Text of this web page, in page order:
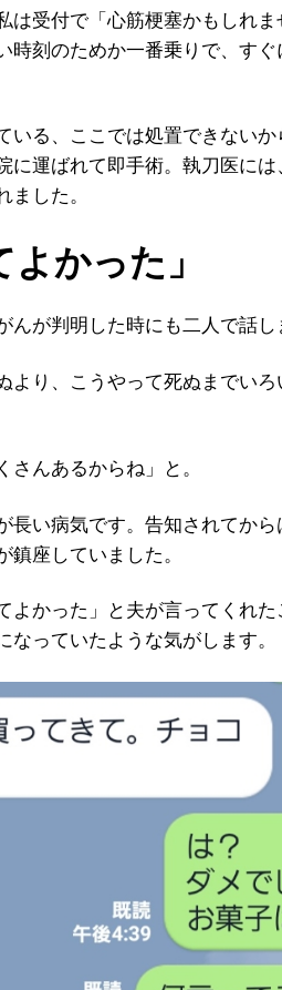
受付で「心筋梗塞かもしれま
時刻のためか一番乗りで、すぐ
る、ここでは処置できないか
に運ばれて即手術。執刀医には
ました。
かった」
が判明した時にも二人で話し
より、こうやって死ぬまでい
んあるからね」と。
い病気です。告知されてから
座していました。
かった」と夫が言ってくれた
っていたような気がします。